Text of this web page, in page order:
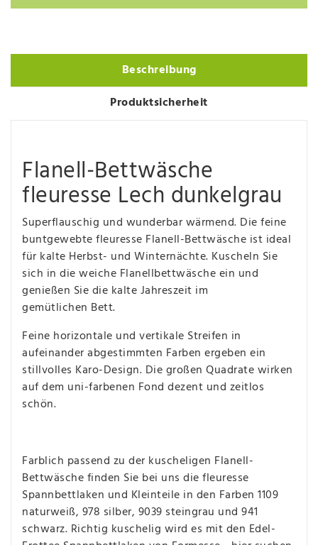
Beschreibung
Produktsicherheit
Flanell-Bettwäsche
fleuresse Lech dunkelgrau
Superflauschig und wunderbar wärmend. Die feine
buntgewebte fleuresse Flanell-Bettwäsche ist ideal
für kalte Herbst- und Winternächte. Kuscheln Sie
sich in die weiche Flanellbettwäsche ein und
genießen Sie die kalte Jahreszeit im
gemütlichen Bett.
Feine horizontale und vertikale Streifen in
aufeinander abgestimmten Farben ergeben ein
stillvolles Karo-Design. Die großen Quadrate wirken
auf dem uni-farbenen Fond dezent und zeitlos
schön.
Farblich passend zu der kuscheligen Flanell-
Bettwäsche finden Sie bei uns die fleuresse
Spannbettlaken und Kleinteile in den Farben 1109
naturweiß, 978 silber, 9039 steingrau und 941
schwarz. Richtig kuschelig wird es mit den Edel-